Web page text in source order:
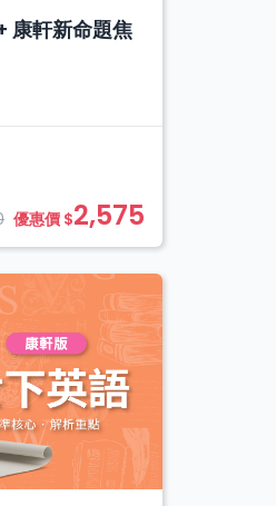
優惠價 $2,575